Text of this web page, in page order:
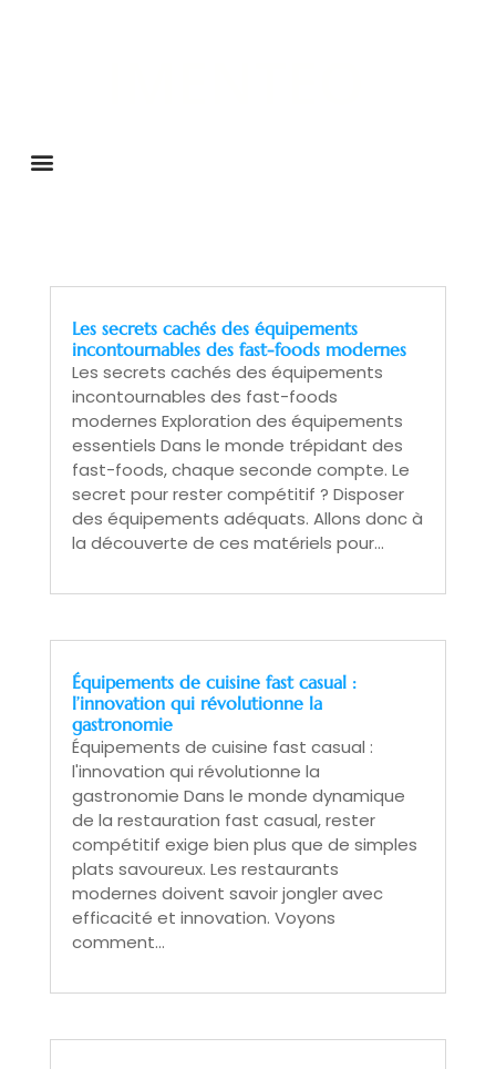
Les secrets cachés des équipements
incontournables des fast-foods modernes
Les secrets cachés des équipements
incontournables des fast-foods
modernes Exploration des équipements
essentiels Dans le monde trépidant des
fast-foods, chaque seconde compte. Le
secret pour rester compétitif ? Disposer
des équipements adéquats. Allons donc à
la découverte de ces matériels pour...
Équipements de cuisine fast casual :
l’innovation qui révolutionne la
gastronomie
Équipements de cuisine fast casual :
l'innovation qui révolutionne la
gastronomie Dans le monde dynamique
de la restauration fast casual, rester
compétitif exige bien plus que de simples
plats savoureux. Les restaurants
modernes doivent savoir jongler avec
efficacité et innovation. Voyons
comment...